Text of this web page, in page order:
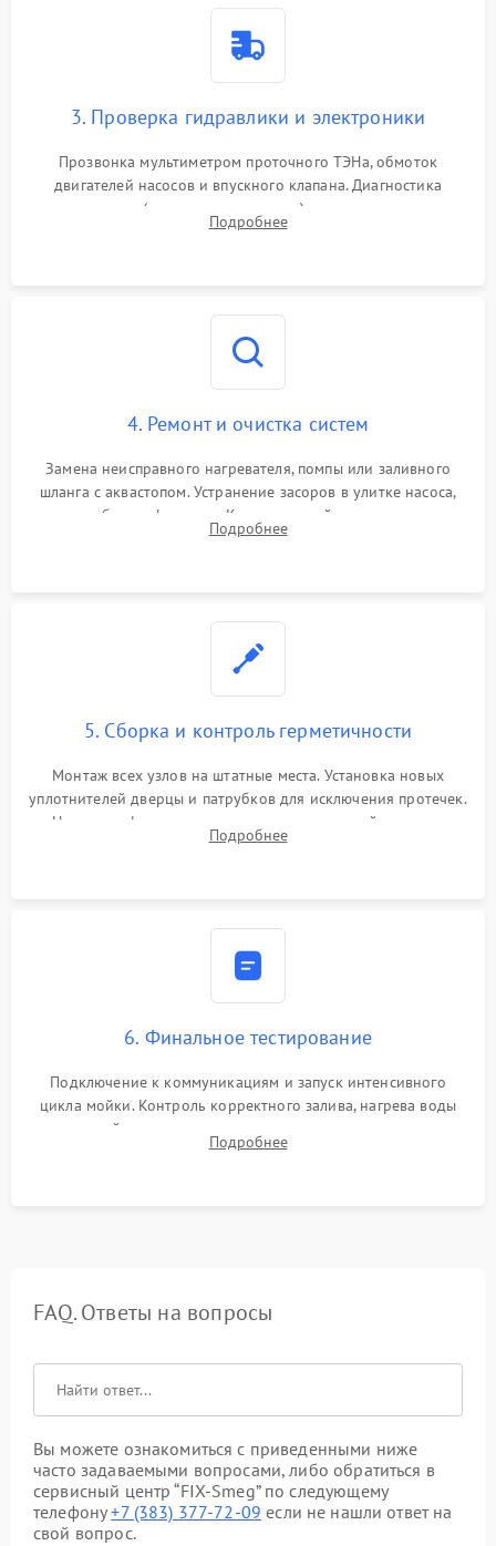
3. Проверка гидравлики и электроники
Прозвонка мультиметром проточного ТЭНа, обмоток
двигателей насосов и впускного клапана. Диагностика
прессостата (датчика уровня воды), датчика мутности,
концевика дверцы и электронного модуля управления.
Подробнее
4. Ремонт и очистка систем
Замена неисправного нагревателя, помпы или заливного
шланга с аквастопом. Устранение засоров в улитке насоса,
патрубках и фильтрах. Компонентный ремонт платы
управления, восстановление поврежденной проводки.
Подробнее
5. Сборка и контроль герметичности
Монтаж всех узлов на штатные места. Установка новых
уплотнителей дверцы и патрубков для исключения протечек.
Надежная фиксация хомутов гидравлической системы,
сборка корпуса и установка датчика поплавка.
Подробнее
6. Финальное тестирование
Подключение к коммуникациям и запуск интенсивного
цикла мойки. Контроль корректного залива, нагрева воды
до нужной температуры, отсутствия посторонних шумов,
штатного слива и абсолютной сухости в поддоне.
Подробнее
FAQ. Ответы на вопросы
Вы можете ознакомиться с приведенными ниже
часто задаваемыми вопросами, либо обратиться в
сервисный центр “FIX-Smeg” по следующему
телефону+7 (383) 377-72-09 если не нашли ответ на
свой вопрос.